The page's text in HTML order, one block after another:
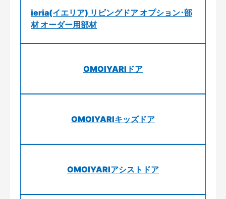
ieria(イエリア) リビングドア オプション･部
材 オーダー用部材
OMOIYARIドア
OMOIYARIキッズドア
OMOIYARIアシストドア